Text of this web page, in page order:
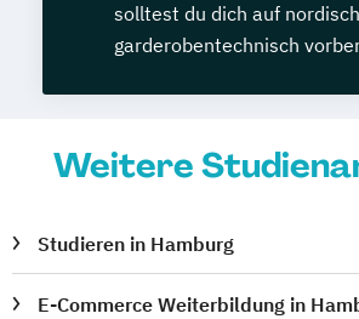
solltest du dich auf
garderobentechnisch
Weitere
Studieren in Hamburg
E-Commerce Weiterbildung in